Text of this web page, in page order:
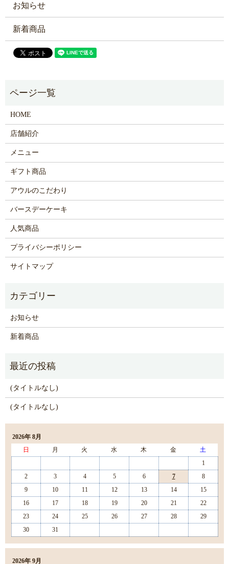
お知らせ
新着商品
HOME
店舗紹介
メニュー
ギフト商品
アウルのこだわり
バースデーケーキ
人気商品
プライバシーポリシー
サイトマップ
お知らせ
新着商品
(タイトルなし)
(タイトルなし)
2026年 8月
日
月 火 水 木 金
土
1
2
3 4 5 6 7
8
9
10 11 12 13 14
15
16
17 18 19 20 21
22
23
24 25 26 27 28
29
30
31
2026年 9月